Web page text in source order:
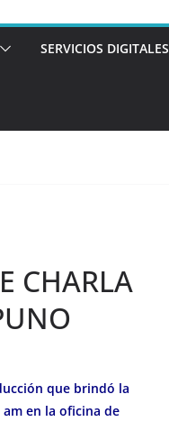
SERVICIOS DIGITALES
CHARLA
que brindó la
en la oficina de